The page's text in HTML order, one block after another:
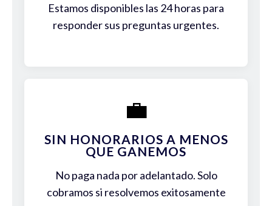
Estamos disponibles las 24 horas para
responder sus preguntas urgentes.
💼
SIN HONORARIOS A MENOS
QUE GANEMOS
No paga nada por adelantado. Solo
cobramos si resolvemos exitosamente